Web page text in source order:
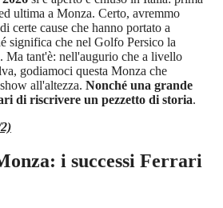
ultima a Monza. Certo, avremmo
certe cause che hanno portato a
significa che nel Golfo Persico la
Ma tant'è: nell'augurio che a livello
godiamoci questa Monza che
all'altezza. Nonché una grande
di riscrivere un pezzetto di storia.
i successi Ferrari